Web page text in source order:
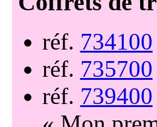
réf. 734100
réf. 735700
réf. 739400